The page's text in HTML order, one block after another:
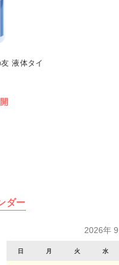
液体タイ
ダー
2026年 9
日 月 火 水